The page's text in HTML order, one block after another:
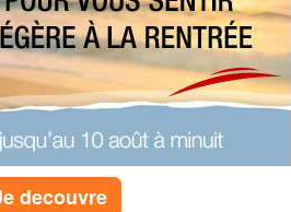
decouvre